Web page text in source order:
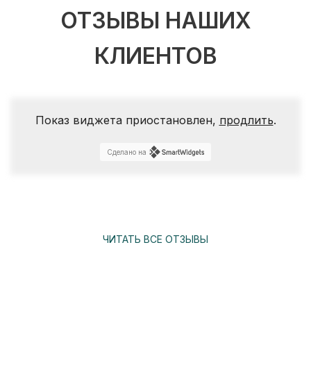
ОТЗЫВЫ НАШИХ
КЛИЕНТОВ
Показ виджета приостановлен, продлить.
Сделано на
ЧИТАТЬ ВСЕ ОТЗЫВЫ